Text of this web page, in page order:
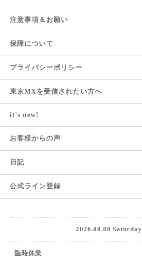
注意事項＆お願い
保障について
プライバシーポリシー
東京MXを受信されたい方へ
it's new!
お客様からの声
日記
公式ライン登録
2026.08.08 Saturday
臨時休業